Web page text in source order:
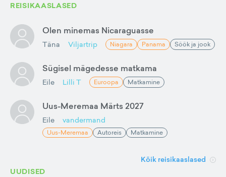
REISIKAASLASED
Olen minemas Nicaraguasse
Täna Viljartrip Niagara Panama Söök ja jook
Sügisel mägedesse matkama
Eile Lilli T Euroopa Matkamine
Uus-Meremaa Märts 2027
Eile vandermand
Uus-Meremaa Autoreis Matkamine
Kõik reisikaaslased
UUDISED